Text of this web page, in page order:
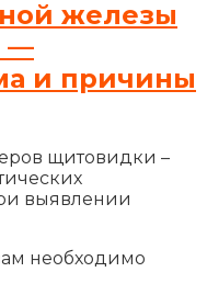
железы
—
и причины
щитовидки –
выявлении
необходимо